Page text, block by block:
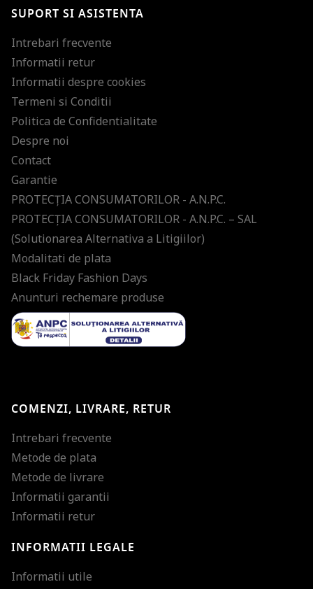
SUPORT SI ASISTENTA
Intrebari frecvente
Informatii retur
Informatii despre cookies
Termeni si Conditii
Politica de Confidentialitate
Despre noi
Contact
Garantie
PROTECŢIA CONSUMATORILOR - A.N.P.C.
PROTECŢIA CONSUMATORILOR - A.N.P.C. – SAL
(Solutionarea Alternativa a Litigiilor)
Modalitati de plata
Black Friday Fashion Days
Anunturi rechemare produse
COMENZI, LIVRARE, RETUR
Intrebari frecvente
Metode de plata
Metode de livrare
Informatii garantii
Informatii retur
INFORMATII LEGALE
Informatii utile